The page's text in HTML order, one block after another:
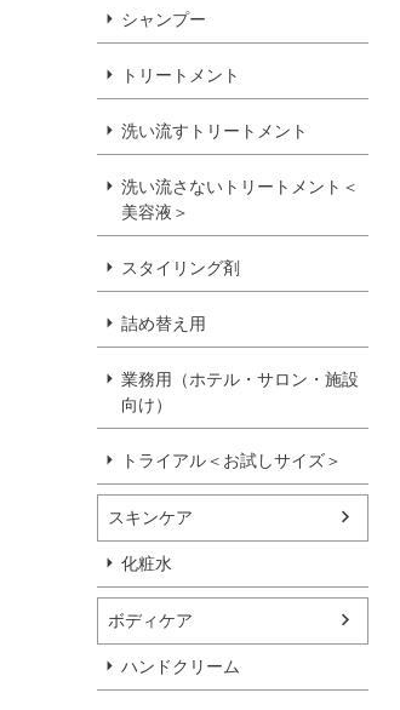
シャンプー
トリートメント
洗い流すトリートメント
洗い流さないトリートメント＜
美容液＞
スタイリング剤
詰め替え用
業務用（ホテル・サロン・施設
向け）
トライアル＜お試しサイズ＞
スキンケア
化粧水
ボディケア
ハンドクリーム